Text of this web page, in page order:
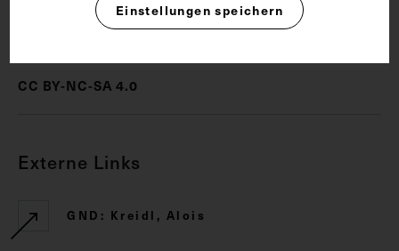
CC BY-NC-SA 4.0
Externe Links
GND: Kreidl, Alois
Einstellungen speichern